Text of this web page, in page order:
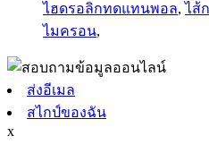
ไฮดรอลิกทดแทนพอล,ไส้
ไมครอน,
ส่งอีเมล
สไกป์ของฉัน
x